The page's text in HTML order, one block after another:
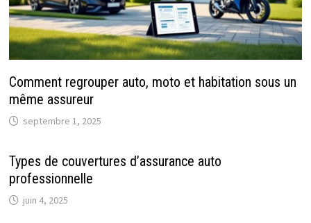
Comment regrouper auto, moto et habitation sous un
même assureur
septembre 1, 2025
Types de couvertures d’assurance auto
professionnelle
juin 4, 2025